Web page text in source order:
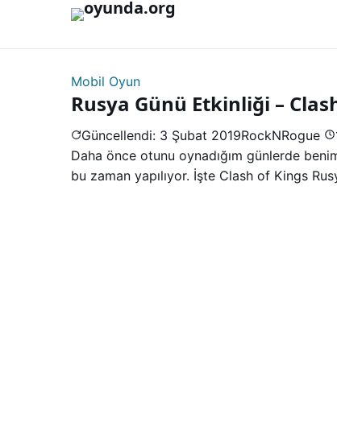
Mobil Oyun
Rusya Günü Etkinliği –
Güncellendi: 3 Şubat 2019RockNRogue
Daha önce otunu oynadığım günlerde
bu zaman yapılıyor. İşte Clash of Kings